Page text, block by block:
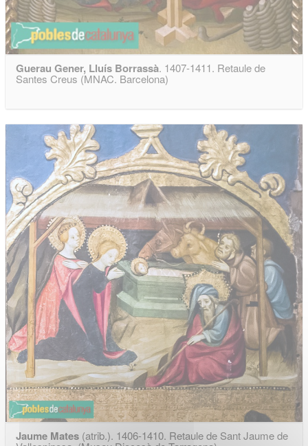
Guerau Gener, Lluís Borrassà. 1407-1411. Retaule de
Santes Creus (MNAC. Barcelona)
Jaume Mates (atrib.). 1406-1410. Retaule de Sant Jaume de